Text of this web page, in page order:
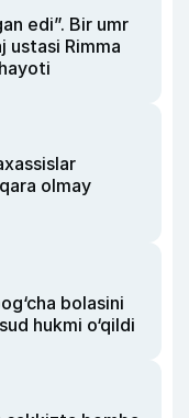
edi”. Bir umr
ustasi Rimma
olmay
bolasini
hukmi o‘qildi